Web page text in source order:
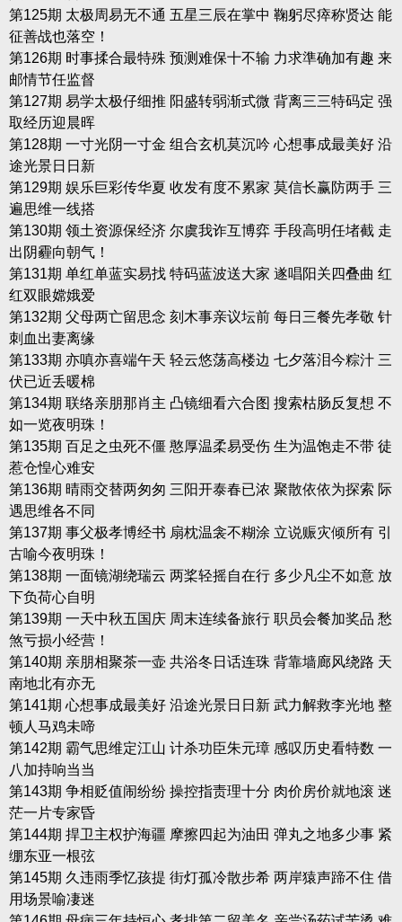
第125期 太极周易无不通 五星三辰在掌中 鞠躬尽瘁称贤达 能
征善战也落空！
第126期 时事揉合最特殊 预测难保十不输 力求準确加有趣 来
邮情节任监督
第127期 易学太极仔细推 阳盛转弱渐式微 背离三三特码定 强
取经历迎晨晖
第128期 一寸光阴一寸金 组合玄机莫沉吟 心想事成最美好 沿
途光景日日新
第129期 娱乐巨彩传华夏 收发有度不累家 莫信长赢防两手 三
遍思维一线搭
第130期 领土资源保经济 尔虞我诈互博弈 手段高明任堵截 走
出阴霾向朝气！
第131期 单红单蓝实易找 特码蓝波送大家 遂唱阳关四叠曲 红
红双眼嫦娥爱
第132期 父母两亡留思念 刻木事亲议坛前 每日三餐先孝敬 针
刺血出妻离缘
第133期 亦嗔亦喜端午天 轻云悠荡高楼边 七夕落泪今粽汁 三
伏已近丢暖棉
第134期 联络亲朋那肖主 凸镜细看六合图 搜索枯肠反复想 不
如一览夜明珠！
第135期 百足之虫死不僵 憨厚温柔易受伤 生为温饱走不带 徒
惹仓惶心难安
第136期 晴雨交替两匆匆 三阳开泰春已浓 聚散依依为探索 际
遇思维各不同
第137期 事父极孝博经书 扇枕温衾不糊涂 立说赈灾倾所有 引
古喻今夜明珠！
第138期 一面镜湖绕瑞云 两桨轻摇自在行 多少凡尘不如意 放
下负荷心自明
第139期 一天中秋五国庆 周末连续备旅行 职员会餐加奖品 愁
煞亏损小经营！
第140期 亲朋相聚茶一壶 共浴冬日话连珠 背靠墙廊风绕路 天
南地北有亦无
第141期 心想事成最美好 沿途光景日日新 武力解救李光地 整
顿人马鸡未啼
第142期 霸气思维定江山 计杀功臣朱元璋 感叹历史看特数 一
八加持响当当
第143期 争相贬值闹纷纷 操控指责理十分 肉价房价就地滚 迷
茫一片专家昏
第144期 捍卫主权护海疆 摩擦四起为油田 弹丸之地多少事 紧
绷东亚一根弦
第145期 久违雨季忆孩提 街灯孤冷散步希 两岸猿声蹄不住 借
用场景喻凄迷